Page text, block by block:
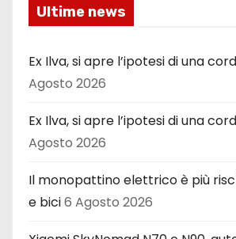
Ultime news
Ex Ilva, si apre l’ipotesi di una
Agosto 2026
Ex Ilva, si apre l’ipotesi di una
Agosto 2026
Il monopattino elettrico è più
e bici6 Agosto 2026